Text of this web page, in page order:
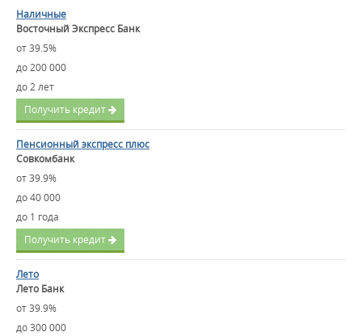
Наличные
Восточный Экспресс Банк
от 39.5%
до 200 000
до 2 лет
Получить кредит
Пенсионный экспресс плюс
Совкомбанк
от 39.9%
до 40 000
до 1 года
Получить кредит
Лето
Лето Банк
от 39.9%
до 300 000